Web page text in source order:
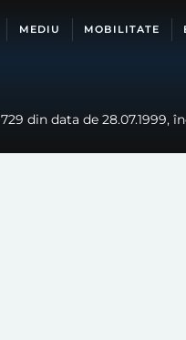
MEDIU MOBILITATE
din data de